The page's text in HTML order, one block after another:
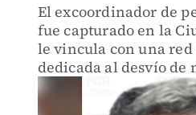
El excoordinador de
fue capturado en la
le vincula con una
dedicada al desvío de
millones de pesos
simulados.